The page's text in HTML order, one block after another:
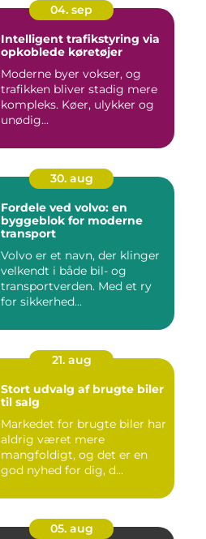
04. sep
Intelligent trafikstyring via
opkoblede køretøjer
Moderne byer vokser, og
trafikken bliver stadig mere
kompleks. Køer, ulykker og
unødig...
30. aug
Fordele ved volvo: en
byggeblok for moderne
transport
Volvo er et navn, der klinger
velkendt i både bil- og
transportverden. Med et ry
for sikkerhed...
21. aug
Stort udvalg af brugte biler
til salg
Markedet for brugte biler har
aldrig været mere
mangfoldigt, og det er en
god nyhed for dig, d...
05. aug